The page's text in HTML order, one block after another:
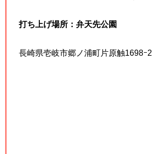
打ち上げ場所：弁天先公園
長崎県壱岐市郷ノ浦町片原触1698ｰ2